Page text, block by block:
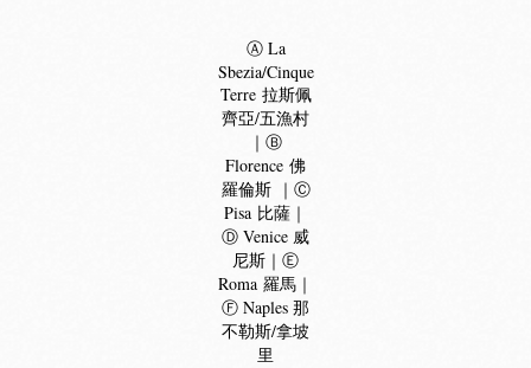
Ⓐ La
Sbezia/Cinque
Terre 拉斯佩
齊亞/五漁村
｜Ⓑ
Florence 佛
羅倫斯 ｜Ⓒ
Pisa 比薩｜
Ⓓ Venice 威
尼斯｜Ⓔ
Roma 羅馬｜
Ⓕ Naples 那
不勒斯/拿坡
里